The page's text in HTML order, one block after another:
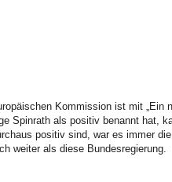
Kommission ist mit „Ein
Spinrath als positiv benannt hat,
positiv sind, war es immer
weiter als diese Bundesregierung.